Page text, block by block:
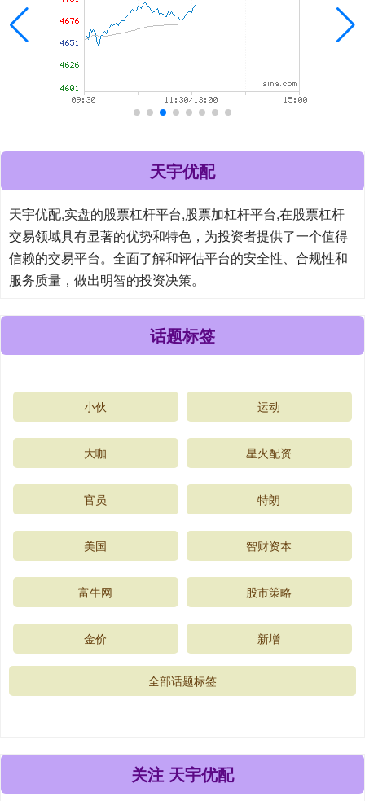
天宇优配
天宇优配,实盘的股票杠杆平台,股票加杠杆平台,在股票杠杆
交易领域具有显著的优势和特色，为投资者提供了一个值得
信赖的交易平台。全面了解和评估平台的安全性、合规性和
服务质量，做出明智的投资决策。
话题标签
小伙 运动
大咖 星火配资
官员 特朗
美国 智财资本
富牛网 股市策略
金价 新增
全部话题标签
关注 天宇优配